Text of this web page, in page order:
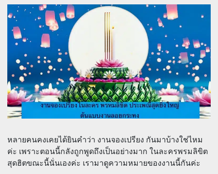
หลายคนคงเคยได้ยินคำว่า งานจองเปรียง กันมาบ้างใช่ไหม
ค่ะ เพราะตอนนี้กลังถูกพูดถึงเป็นอย่างมาก ในละครพรมลิขิต
สุดฮิตขณะนี้นั่นเองค่ะ เรามาดูความหมายของงานนี้กันค่ะ